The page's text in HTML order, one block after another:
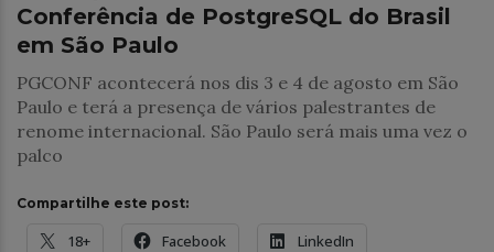
Conferência de PostgreSQL do Brasil
em São Paulo
PGCONF acontecerá nos dis 3 e 4 de agosto em São
Paulo e terá a presença de vários palestrantes de
renome internacional. São Paulo será mais uma vez o
palco
Compartilhe este post:
18+ Facebook LinkedIn